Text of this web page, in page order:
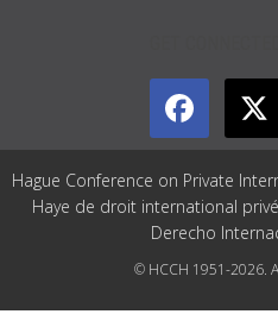
Hague Conference on Private
Haye de droit international
Derecho
© HCCH 1951-2026.